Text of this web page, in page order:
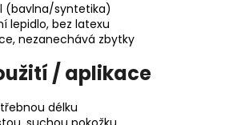
(bavlna/syntetika)
lepidlo, bez latexu
nezanechává zbytky
/ aplikace
délku